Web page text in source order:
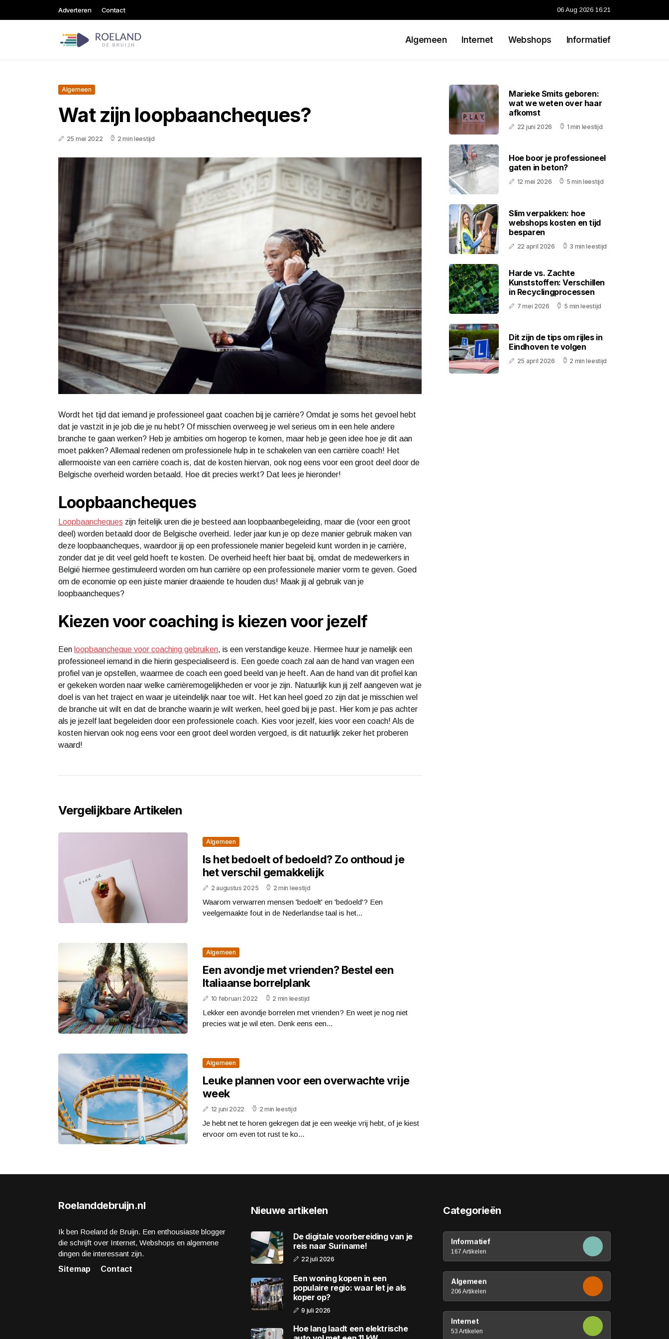
Adverteren Contact 06 Aug 2026 16:21
Algemeen Internet Webshops Informatief
Algemeen
Wat zijn loopbaancheques?
25 mei 2022 2 min leestijd
Wordt het tijd dat iemand je professioneel gaat coachen bij je carrière? Omdat je soms het gevoel hebt
dat je vastzit in je job die je nu hebt? Of misschien overweeg je wel serieus om in een hele andere
branche te gaan werken? Heb je ambities om hogerop te komen, maar heb je geen idee hoe je dit aan
moet pakken? Allemaal redenen om professionele hulp in te schakelen van een carrière coach! Het
allermooiste van een carrière coach is, dat de kosten hiervan, ook nog eens voor een groot deel door de
Belgische overheid worden betaald. Hoe dit precies werkt? Dat lees je hieronder!
Loopbaancheques
Loopbaancheques zijn feitelijk uren die je besteed aan loopbaanbegeleiding, maar die (voor een groot
deel) worden betaald door de Belgische overheid. Ieder jaar kun je op deze manier gebruik maken van
deze loopbaancheques, waardoor jij op een professionele manier begeleid kunt worden in je carrière,
zonder dat je dit veel geld hoeft te kosten. De overheid heeft hier baat bij, omdat de medewerkers in
België hiermee gestimuleerd worden om hun carrière op een professionele manier vorm te geven. Goed
om de economie op een juiste manier draaiende te houden dus! Maak jij al gebruik van je
loopbaancheques?
Kiezen voor coaching is kiezen voor jezelf
Een loopbaancheque voor coaching gebruiken, is een verstandige keuze. Hiermee huur je namelijk een
professioneel iemand in die hierin gespecialiseerd is. Een goede coach zal aan de hand van vragen een
profiel van je opstellen, waarmee de coach een goed beeld van je heeft. Aan de hand van dit profiel kan
er gekeken worden naar welke carrièremogelijkheden er voor je zijn. Natuurlijk kun jij zelf aangeven wat je
doel is van het traject en waar je uiteindelijk naar toe wilt. Het kan heel goed zo zijn dat je misschien wel
de branche uit wilt en dat de branche waarin je wilt werken, heel goed bij je past. Hier kom je pas achter
als je jezelf laat begeleiden door een professionele coach. Kies voor jezelf, kies voor een coach! Als de
kosten hiervan ook nog eens voor een groot deel worden vergoed, is dit natuurlijk zeker het proberen
waard!
Vergelijkbare Artikelen
Algemeen
Is het bedoelt of bedoeld? Zo onthoud je
het verschil gemakkelijk
2 augustus 2025 2 min leestijd
Waarom verwarren mensen 'bedoelt' en 'bedoeld'? Een
veelgemaakte fout in de Nederlandse taal is het...
Algemeen
Een avondje met vrienden? Bestel een
Italiaanse borrelplank
10 februari 2022 2 min leestijd
Lekker een avondje borrelen met vrienden? En weet je nog niet
precies wat je wil eten. Denk eens een...
Algemeen
Leuke plannen voor een overwachte vrije
week
12 juni 2022 2 min leestijd
Je hebt net te horen gekregen dat je een weekje vrij hebt, of je kiest
ervoor om even tot rust te ko...
Marieke Smits geboren:
wat we weten over haar
afkomst
22 juni 2026 1 min leestijd
Hoe boor je professioneel
gaten in beton?
12 mei 2026 5 min leestijd
Slim verpakken: hoe
webshops kosten en tijd
besparen
22 april 2026 3 min leestijd
Harde vs. Zachte
Kunststoffen: Verschillen
in Recyclingprocessen
7 mei 2026 5 min leestijd
Dit zijn de tips om rijles in
Eindhoven te volgen
25 april 2026 2 min leestijd
Roelanddebruijn.nl
Ik ben Roeland de Bruijn. Een enthousiaste blogger
die schrijft over Internet, Webshops en algemene
dingen die interessant zijn.
Sitemap
Contact
Nieuwe artikelen
De digitale voorbereiding van je
reis naar Suriname!
22 juli 2026
Een woning kopen in een
populaire regio: waar let je als
koper op?
9 juli 2026
Hoe lang laadt een elektrische
Categorieën
Informatief
167 Artikelen
Algemeen
206 Artikelen
Internet
53 Artikelen